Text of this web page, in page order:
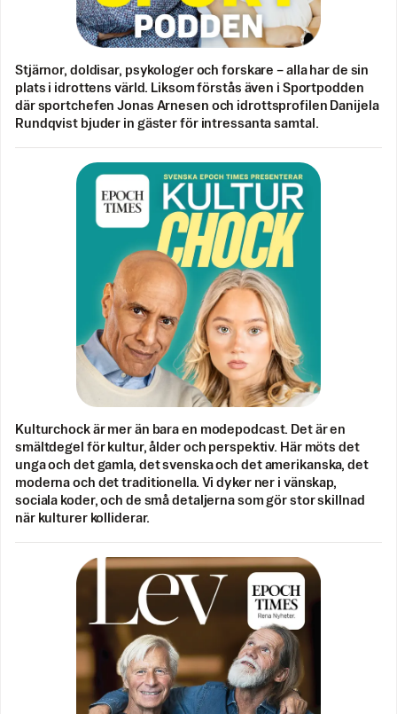
Stjärnor, doldisar, psykologer och forskare – alla har de sin
plats i idrottens värld. Liksom förstås även i Sportpodden
där sportchefen Jonas Arnesen och idrottsprofilen Danijela
Rundqvist bjuder in gäster för intressanta samtal.
Kulturchock är mer än bara en modepodcast. Det är en
smältdegel för kultur, ålder och perspektiv. Här möts det
unga och det gamla, det svenska och det amerikanska, det
moderna och det traditionella. Vi dyker ner i vänskap,
sociala koder, och de små detaljerna som gör stor skillnad
när kulturer kolliderar.